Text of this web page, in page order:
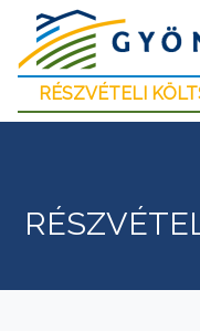
RÉSZVÉTELI